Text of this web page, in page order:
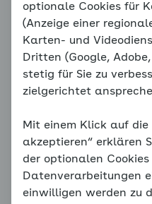
Wie führt Stress zu
Wenn der
mehr runter
optionale Cookies für
(Anzeige einer
Karten- und
Dritten (Google,
stetig für Sie zu
zielgerichtet
Mit einem Klick auf
akzeptieren“ erklären
der optionalen Cookies
Datenverarbeitungen
einwilligen werden zu